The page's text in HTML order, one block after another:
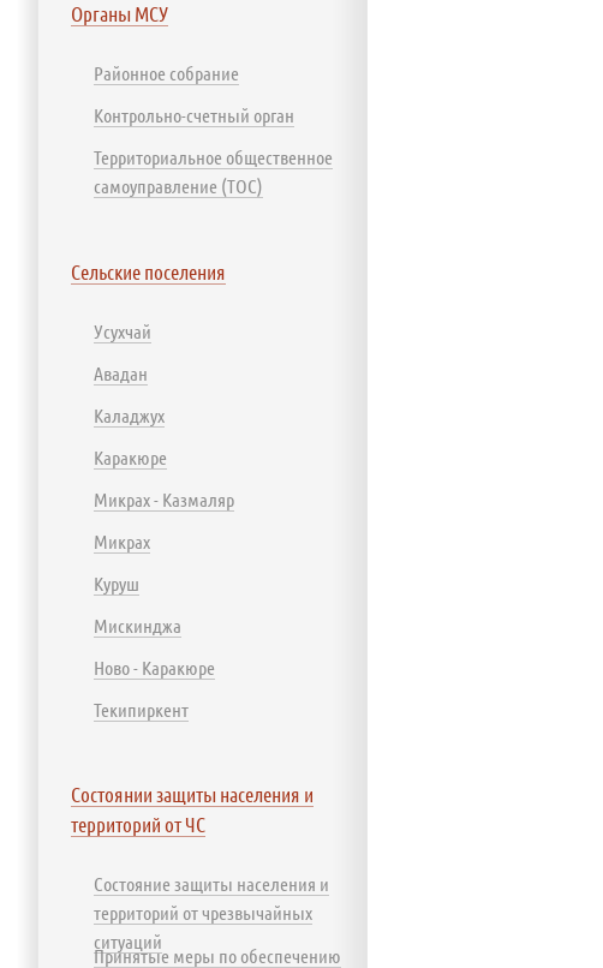
Органы МСУ
Районное собрание
Контрольно-счетный орган
Территориальное общественное
самоуправление (ТОС)
Сельские поселения
Усухчай
Авадан
Каладжух
Каракюре
Микрах - Казмаляр
Микрах
Куруш
Мискинджа
Ново - Каракюре
Текипиркент
Состоянии защиты населения и
территорий от ЧС
Состояние защиты населения и
территорий от чрезвычайных
ситуаций
Принятые меры по обеспечению